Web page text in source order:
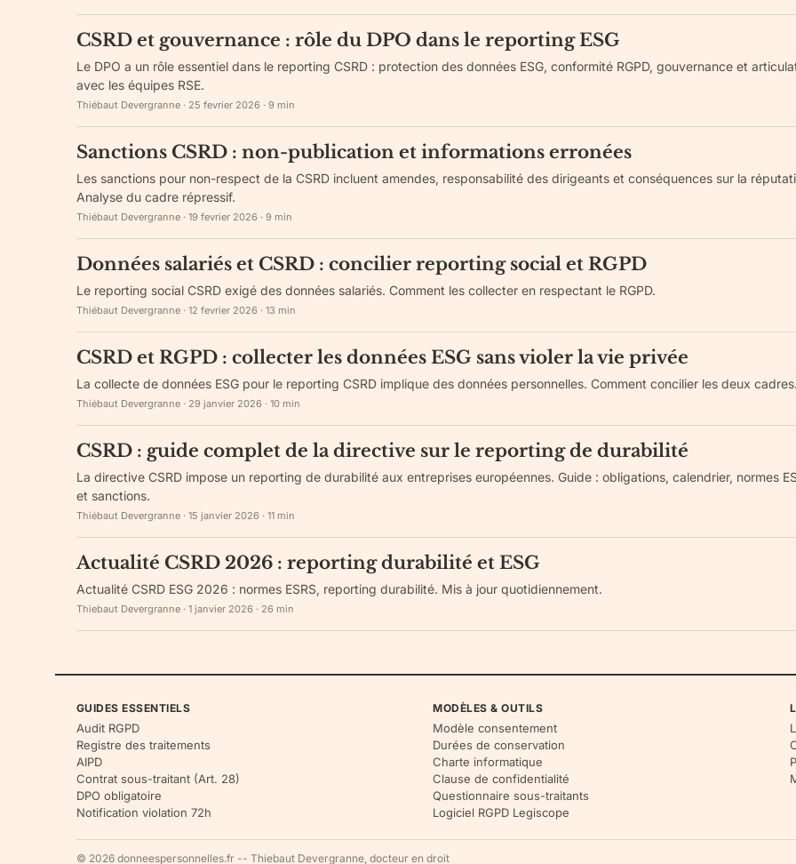
CSRD et gouvernance : rôle du DPO dans le reporting ESG
Le DPO a un rôle essentiel dans le reporting CSRD : protection des données ESG, conformité RGPD, gouvernance et
avec les équipes RSE.
Thiébaut Devergranne · 25 fevrier 2026 · 9 min
Sanctions CSRD : non-publication et informations erronées
Les sanctions pour non-respect de la CSRD incluent amendes, responsabilité des dirigeants et conséquences sur la
Analyse du cadre répressif.
Thiébaut Devergranne · 19 fevrier 2026 · 9 min
Données salariés et CSRD : concilier reporting social et RGPD
Le reporting social CSRD exigé des données salariés. Comment les collecter en respectant le RGPD.
Thiébaut Devergranne · 12 fevrier 2026 · 13 min
CSRD et RGPD : collecter les données ESG sans violer la vie privée
La collecte de données ESG pour le reporting CSRD implique des données personnelles. Comment concilier les deux
Thiébaut Devergranne · 29 janvier 2026 · 10 min
CSRD : guide complet de la directive sur le reporting de durabilité
La directive CSRD impose un reporting de durabilité aux entreprises européennes. Guide : obligations, calendrier, normes
et sanctions.
Thiébaut Devergranne · 15 janvier 2026 · 11 min
Actualité CSRD 2026 : reporting durabilité et ESG
Actualité CSRD ESG 2026 : normes ESRS, reporting durabilité. Mis à jour quotidiennement.
Thiebaut Devergranne · 1 janvier 2026 · 26 min
GUIDES ESSENTIELS
Audit RGPD
Registre des traitements
AIPD
Contrat sous-traitant (Art. 28)
DPO obligatoire
Notification violation 72h
MODÈLES & OUTILS
Modèle consentement
Durées de conservation
Charte informatique
Clause de confidentialité
Questionnaire sous-traitants
Logiciel RGPD Legiscope
© 2026 donneespersonnelles.fr -- Thiebaut Devergranne, docteur en droit